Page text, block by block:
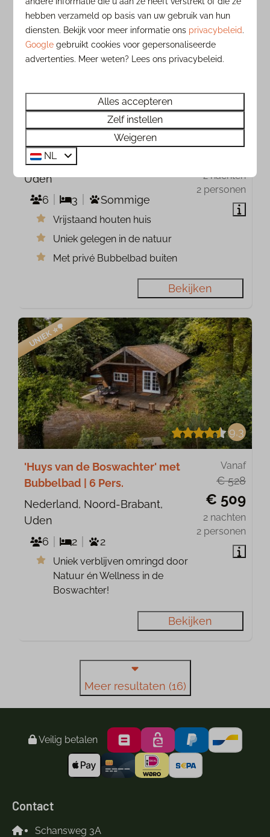
2 nachten
2 personen
Heydehuis met Bubbelbad | 4-6
Nederland, Noord-Brabant,
Uden
6
3 Sommige
Vrijstaand houten huis
Uniek gelegen in de natuur
Met privé Bubbelbad buiten
Bekijken
UNIEK ⭐️🌳
9,3
Vanaf
€ 528
€ 509
2 nachten
2 personen
'Huys van de Boswachter' met
Bubbelbad | 6 Pers.
Nederland, Noord-Brabant,
Uden
6
2 2
Uniek verblijven omringd door
Natuur én Wellness in de
Boswachter!
Bekijken
Meer resultaten (16)
Veilig betalen
Contact
Schansweg 3A
hebben verzameld op basis van uw gebruik van hun
diensten. Bekijk voor meer informatie ons privacybeleid.
Google gebruikt cookies voor gepersonaliseerde
advertenties. Meer weten? Lees ons privacybeleid.
Alles accepteren
Zelf instellen
Weigeren
NL